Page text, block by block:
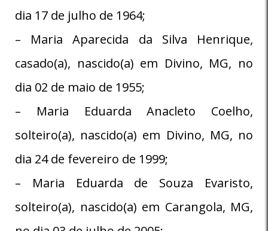
dia 17 de julho de 1964;
– Maria Aparecida da Silva Henrique,
casado(a), nascido(a) em Divino, MG, no
dia 02 de maio de 1955;
– Maria Eduarda Anacleto Coelho,
solteiro(a), nascido(a) em Divino, MG, no
dia 24 de fevereiro de 1999;
– Maria Eduarda de Souza Evaristo,
solteiro(a), nascido(a) em Carangola, MG,